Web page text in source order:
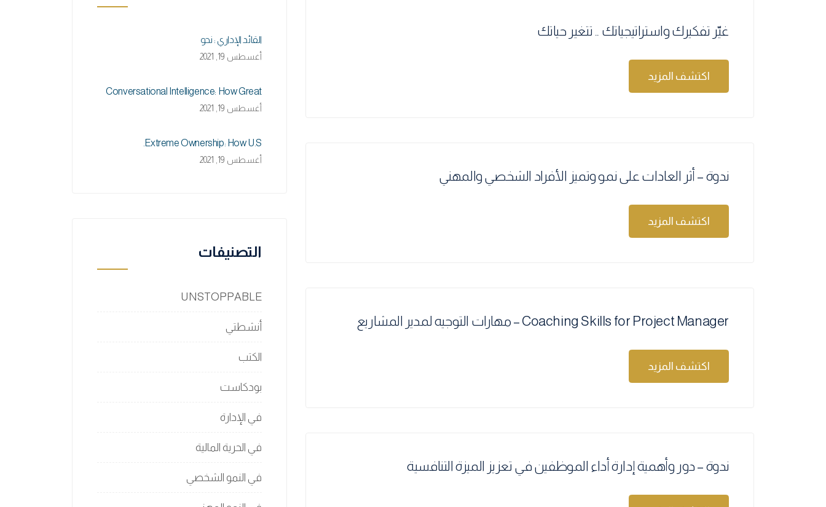
غيّر تفكيرك واستراتيجياتك .. تتغير حياتك
اكتشف المزيد
ندوة – أثر العادات على نمو وتميز الأفراد الشخصي والمهني
اكتشف المزيد
Coaching Skills for Project Manager – مهارات التوجيه لمدير المشاريع
اكتشف المزيد
ندوة – دور وأهمية إدارة أداء الموظفين في تعزيز الميزة التنافسية
القائد الإداري : نحو
أغسطس 19, 2021
Conversational Intelligence: How Great
أغسطس 19, 2021
Extreme Ownership: How U.S.
أغسطس 19, 2021
التصنيفات
UNSTOPPABLE
أنشطتي
الكتب
بودكاست
في الإدارة
في الحرية المالية
في النمو الشخصي